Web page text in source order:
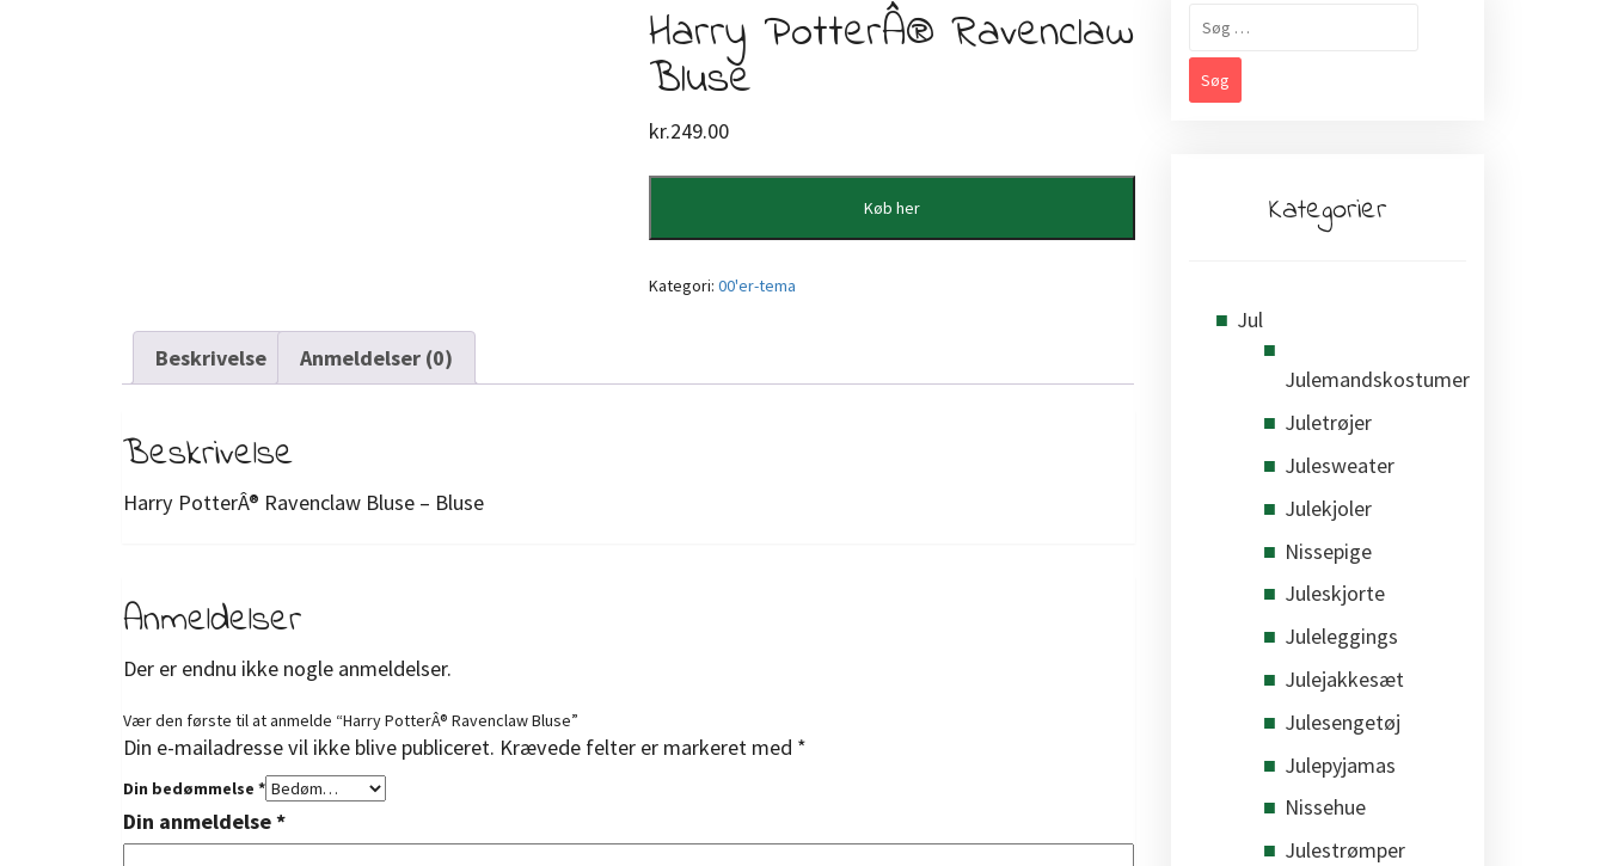
Harry PotterÂ® Ravenclaw
Bluse
kr.249.00
Køb her
Kategori: 00'er-tema
Beskrivelse Anmeldelser (0)
Beskrivelse
Harry PotterÂ® Ravenclaw Bluse – Bluse
Anmeldelser
Der er endnu ikke nogle anmeldelser.
Vær den første til at anmelde “Harry PotterÂ® Ravenclaw Bluse”
Din e-mailadresse vil ikke blive publiceret. Krævede felter er markeret med *
Din bedømmelse *
Din anmeldelse*
efter:
Kategorier
Jul
Julemandskostumer
Juletrøjer
Julesweater
Julekjoler
Nissepige
Juleskjorte
Juleleggings
Julejakkesæt
Julesengetøj
Julepyjamas
Nissehue
Julestrømper